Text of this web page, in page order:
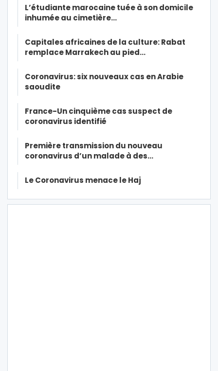
L’étudiante marocaine tuée à son domicile
inhumée au cimetière…
Capitales africaines de la culture: Rabat
remplace Marrakech au pied…
Coronavirus: six nouveaux cas en Arabie
saoudite
France-Un cinquième cas suspect de
coronavirus identifié
Première transmission du nouveau
coronavirus d’un malade à des…
Le Coronavirus menace le Haj